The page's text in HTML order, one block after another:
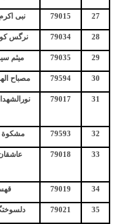
27
79015 نبی
28
79034 نرگس
29
79035 میثم
30
79594 مصباح
31
79017
32
79593
33
79018
34
79019
35
79021